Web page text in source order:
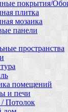
покрытия/
плитка
мозаика
панели
пространства
помещений
и печи
Потолок